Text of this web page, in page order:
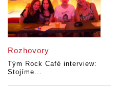
Rozhovory
Tým Rock Café interview:
Stojíme...